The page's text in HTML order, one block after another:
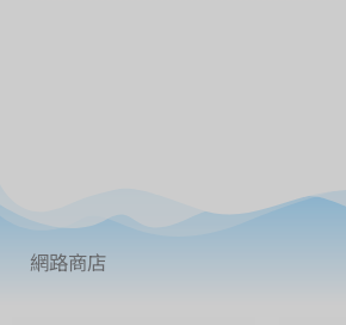
網路商店